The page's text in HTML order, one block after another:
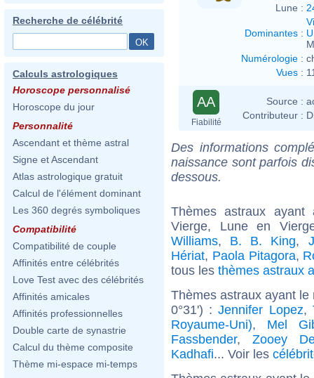
Recherche de célébrité
Calculs astrologiques
Horoscope personnalisé
Horoscope du jour
Personnalité
Ascendant et thème astral
Signe et Ascendant
Atlas astrologique gratuit
Calcul de l'élément dominant
Les 360 degrés symboliques
Compatibilité
Compatibilité de couple
Affinités entre célébrités
Love Test avec des célébrités
Affinités amicales
Affinités professionnelles
Double carte de synastrie
Calcul du thème composite
Thème mi-espace mi-temps
Lune :
Dominantes :
Numérologie :
Vues :
AA
Fiabilité
Source :
Contributeur :
Des informations
naissance sont parfois
dessous.
Thèmes astraux
Vierge, Lune en
Williams, B. B. King,
Hériat, Paola Pitagora,
tous les thèmes astraux
Thèmes astraux ayant
0°31') :Jennifer Lopez,
Royaume-Uni), Mel
Fassbender, Zooey
Kadhafi... Voir les